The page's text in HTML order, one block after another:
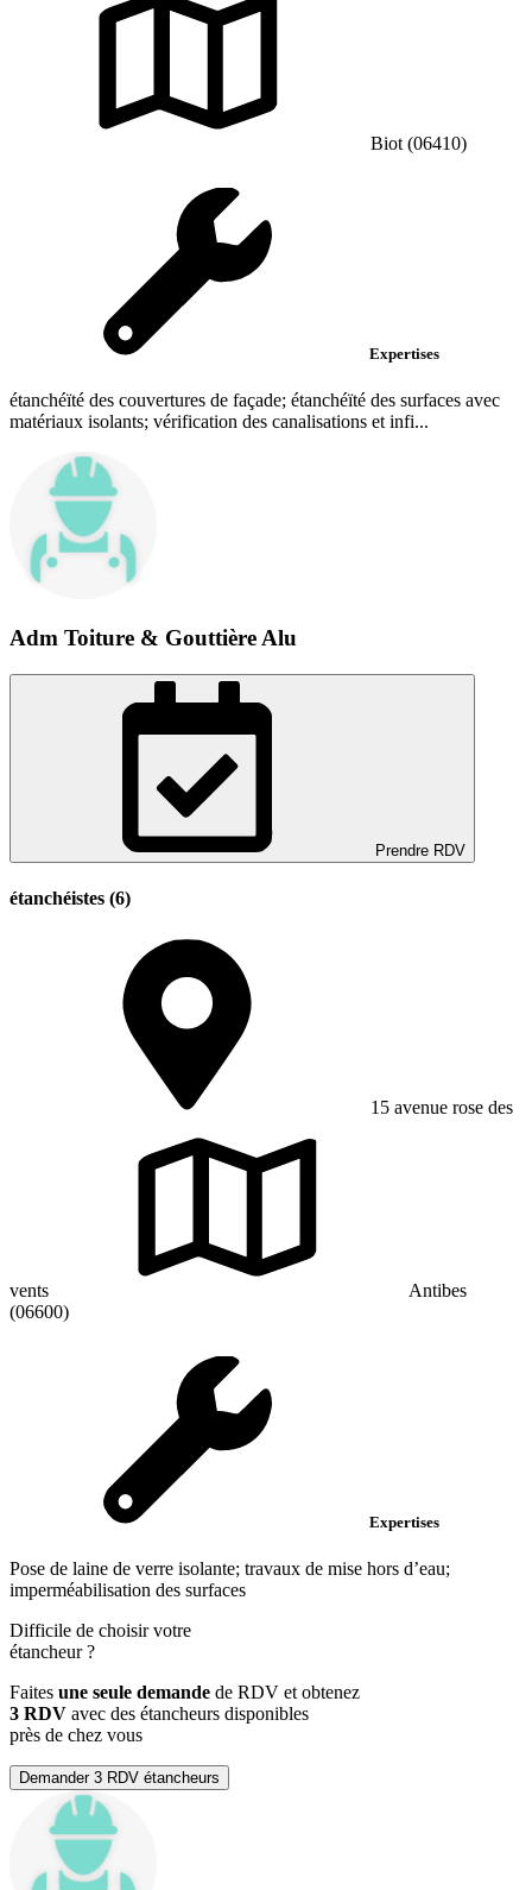
Biot (06410)
Expertises
étanchéïté des couvertures de façade; étanchéïté des surfaces avec
matériaux isolants; vérification des canalisations et infi...
Adm Toiture & Gouttière Alu
Prendre RDV
étanchéistes (6)
15 avenue rose des
vents
Antibes
(06600)
Expertises
Pose de laine de verre isolante; travaux de mise hors d’eau;
imperméabilisation des surfaces
Difficile de choisir votre
étancheur?
Faites une seule demande de RDV et obtenez
3 RDV avec des étancheurs disponibles
près de chez vous
Demander 3 RDV étancheurs